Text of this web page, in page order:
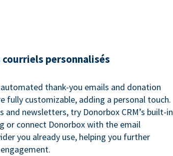
courriels personnalisés
thank-you emails and donation
fully customizable, adding a personal touch.
and newsletters, try Donorbox CRM’s built-in
or connect Donorbox with the email
you already use, helping you further